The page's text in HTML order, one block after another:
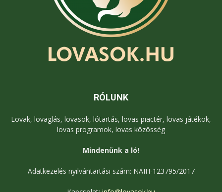
RÓLUNK
Lovak, lovaglás, lovasok, lótartás, lovas piactér, lovas játékok,
lovas programok, lovas közösség
Mindenünk a ló!
Adatkezelés nyilvántartási szám: NAIH-123795/2017